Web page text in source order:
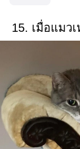
15. เมื่อแมว